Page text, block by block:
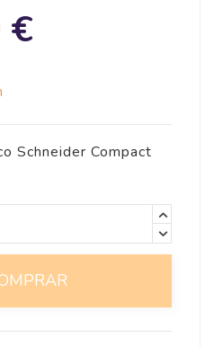
€
Schneider Compact